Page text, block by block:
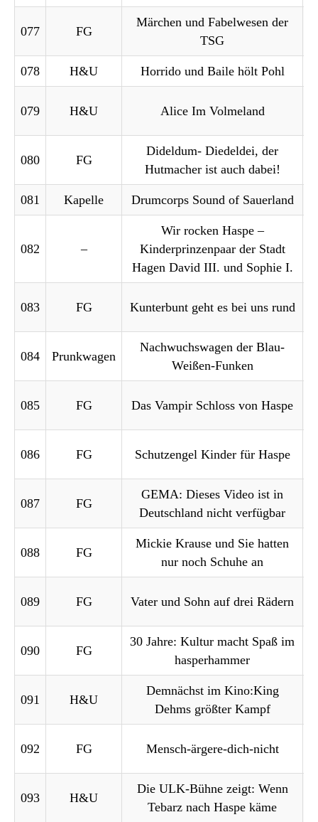
077 FG
Märchen und Fabelwesen der
TSG
078 H&U Horrido und Baile hölt Pohl
079 H&U Alice Im Volmeland
080 FG
Dideldum- Diedeldei, der
Hutmacher ist auch dabei!
081 Kapelle Drumcorps Sound of Sauerland
082 –
Wir rocken Haspe –
Kinderprinzenpaar der Stadt
Hagen David III. und Sophie I.
083 FG Kunterbunt geht es bei uns rund
084 Prunkwagen
Nachwuchswagen der Blau-
Weißen-Funken
085 FG Das Vampir Schloss von Haspe
086 FG Schutzengel Kinder für Haspe
087 FG
GEMA: Dieses Video ist in
Deutschland nicht verfügbar
088 FG
Mickie Krause und Sie hatten
nur noch Schuhe an
089 FG Vater und Sohn auf drei Rädern
090 FG
30 Jahre: Kultur macht Spaß im
hasperhammer
091 H&U
Demnächst im Kino:King
Dehms größter Kampf
092 FG Mensch-ärgere-dich-nicht
093 H&U
Die ULK-Bühne zeigt: Wenn
Tebarz nach Haspe käme